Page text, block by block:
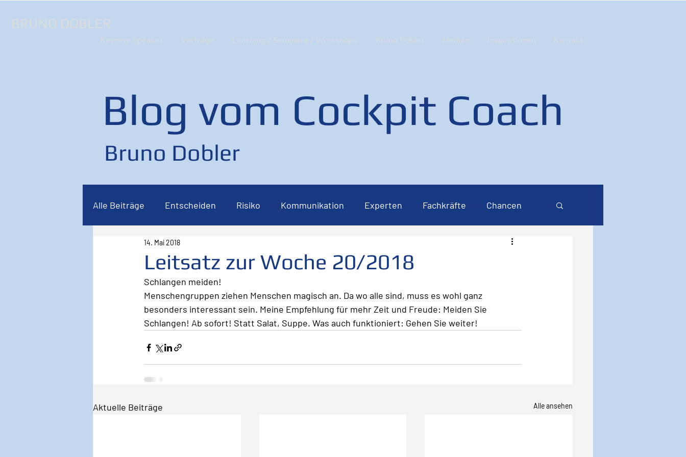
BRUNO DOBLER
Keynote Speaker Vorträge Coaching / Seminare / Workshops Bruno Dobler Medien Inspirationen Kontakt
Blog vom Cockpit Coach
Bruno Dobler
Alle Beiträge Entscheiden Risiko Kommunikation Experten Fachkräfte Chancen
Lebenspilot
Sicherheit Inspiration
Wirken, Wirkung Keynote Risiko Glück Mut Change
Leitsatz zur Woche 20/2018
14. Mai 2018
Schlangen meiden!
Menschengruppen ziehen Menschen magisch an. Da wo alle sind, muss es wohl ganz
besonders interessant sein. Meine Empfehlung für mehr Zeit und Freude: Meiden Sie
Schlangen! Ab sofort! Statt Salat, Suppe. Was auch funktioniert: Gehen Sie weiter!
Aktuelle Beiträge Alle ansehen